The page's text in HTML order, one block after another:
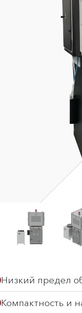
Низкий предел
Компактность и